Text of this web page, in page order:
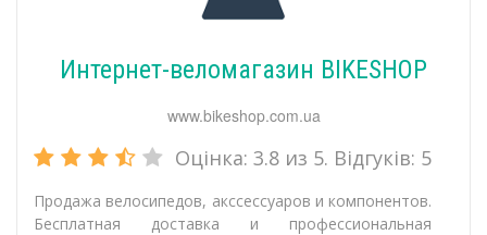
Интернет-веломагазин BIKESHOP
www.bikeshop.com.ua
Оцінка: 3.8 из 5. Відгуків: 5
Продажа велосипедов, акссессуаров и компонентов.
Бесплатная доставка и профессиональная